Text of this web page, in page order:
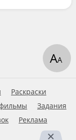
Раскраски
Задания
Реклама
АА